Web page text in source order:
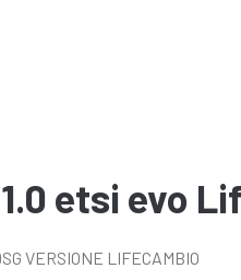
etsi evo
VERSIONE LIFECAMBIO